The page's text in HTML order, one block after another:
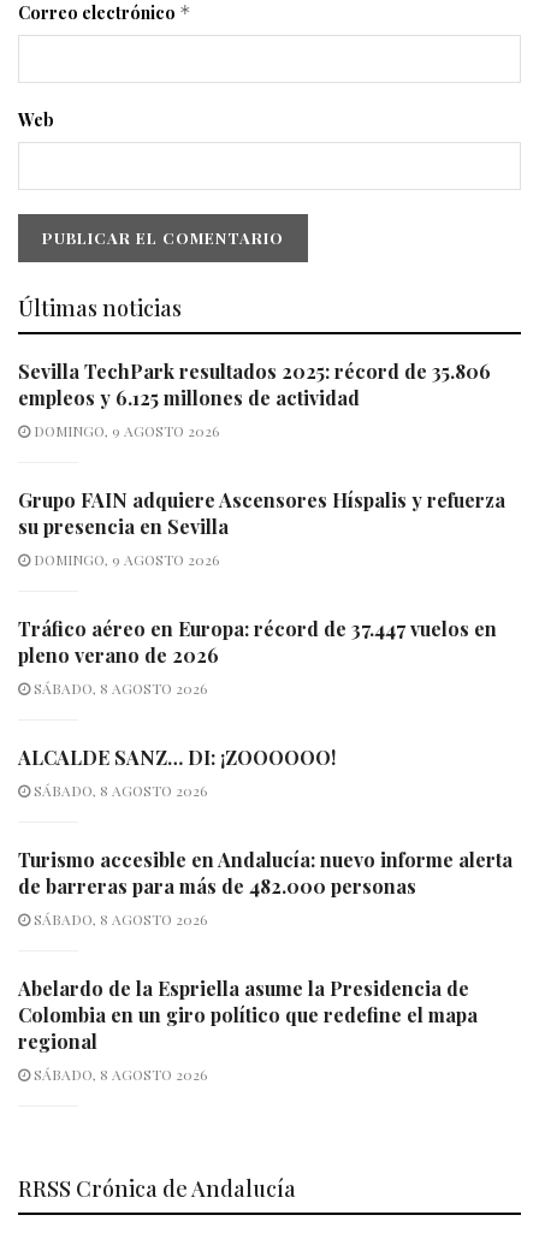
Correo electrónico *
Web
Últimas noticias
Sevilla TechPark resultados 2025: récord de 35.806
empleos y 6.125 millones de actividad
DOMINGO, 9 AGOSTO 2026
Grupo FAIN adquiere Ascensores Híspalis y refuerza
su presencia en Sevilla
DOMINGO, 9 AGOSTO 2026
Tráfico aéreo en Europa: récord de 37.447 vuelos en
pleno verano de 2026
SÁBADO, 8 AGOSTO 2026
ALCALDE SANZ… DI: ¡ZOOOOOO!
SÁBADO, 8 AGOSTO 2026
Turismo accesible en Andalucía: nuevo informe alerta
de barreras para más de 482.000 personas
SÁBADO, 8 AGOSTO 2026
Abelardo de la Espriella asume la Presidencia de
Colombia en un giro político que redefine el mapa
regional
SÁBADO, 8 AGOSTO 2026
RRSS Crónica de Andalucía